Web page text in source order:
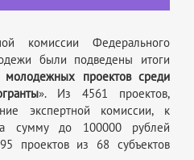
комиссии Федерального
были подведены итоги
молодежных проектов среди
». Из 4561 проектов,
экспертной комиссии, к
сумму до 100000 рублей
проектов из 68 субъектов